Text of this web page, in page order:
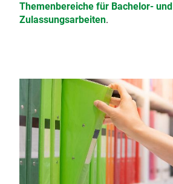
Themenbereiche für Bachelor- und
Zulassungsarbeiten.